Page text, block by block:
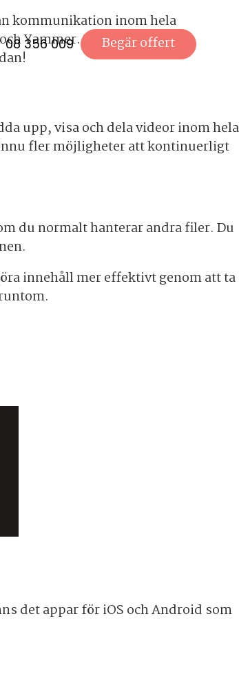
08 356 009 Begär offert
kommunikation inom hela
Yammer. Du har dessutom
upp, visa och dela videor inom hela
fler möjligheter att kontinuerligt
du normalt hanterar andra filer. Du
innehåll mer effektivt genom att ta
det appar för iOS och Android som